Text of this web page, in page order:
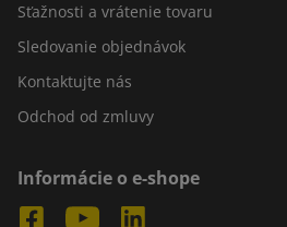
Sťažnosti a vrátenie tovaru
Sledovanie objednávok
Kontaktujte nás
Odchod od zmluvy
Informácie o e-shope